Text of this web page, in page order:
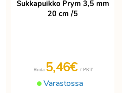
Sukkapuikko Prym 3,5 mm
20 cm /5
Varastossa
Hinta 5,46€ / PKT